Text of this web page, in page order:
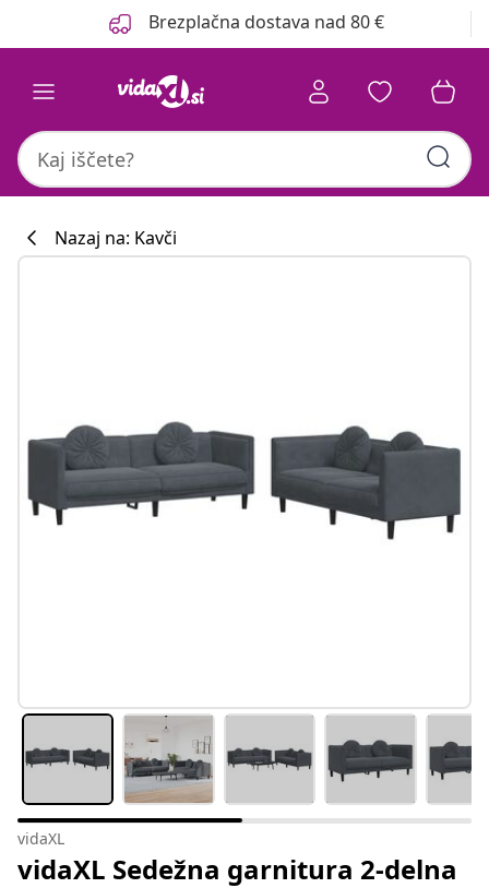
Brezplačna dostava nad 80 €
Nazaj na: Kavči
vidaXL
vidaXL Sedežna garnitura 2-delna